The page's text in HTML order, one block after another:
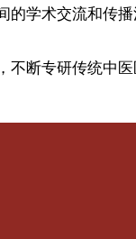
学术交流和传
断专研传统中